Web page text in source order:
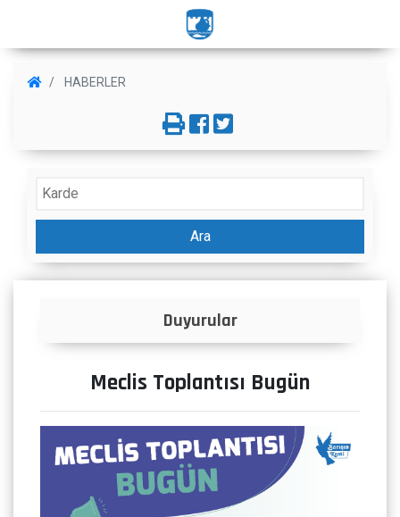
HABERLER
Ara
Duyurular
Meclis Toplantısı Bugün